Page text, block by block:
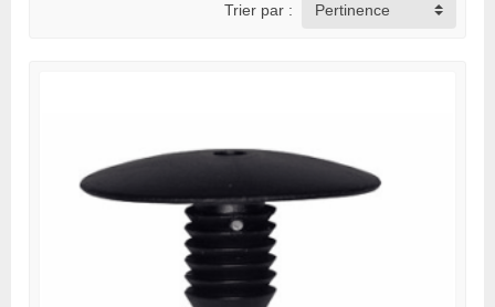
Trier par : Pertinence